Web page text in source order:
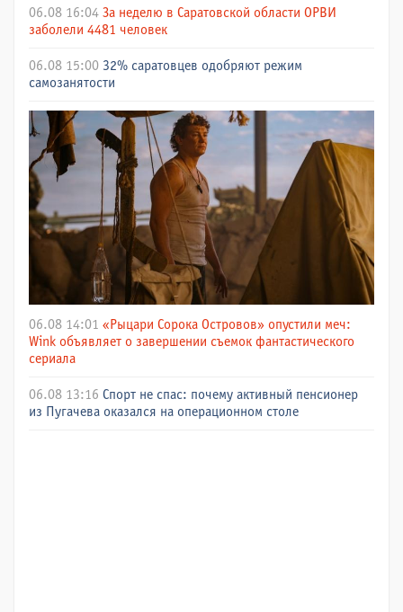
06.08 16:04 За неделю в Саратовской области ОРВИ
заболели 4481 человек
06.08 15:00 32% саратовцев одобряют режим
самозанятости
06.08 14:01 «Рыцари Сорока Островов» опустили меч:
Wink объявляет о завершении съемок фантастического
сериала
06.08 13:16 Спорт не спас: почему активный пенсионер
из Пугачева оказался на операционном столе